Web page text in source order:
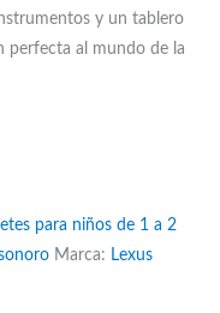
y un tablero
perfecta al mundo de la
para niños de 1 a 2
Marca: Lexus